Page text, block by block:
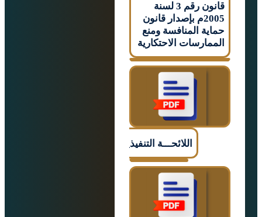
قانون رقم 3 لسنة
2005م بإصدار قانون
المنافسة ومنع
الاحتكارية
اللائحـــة التنفيذيـــــة